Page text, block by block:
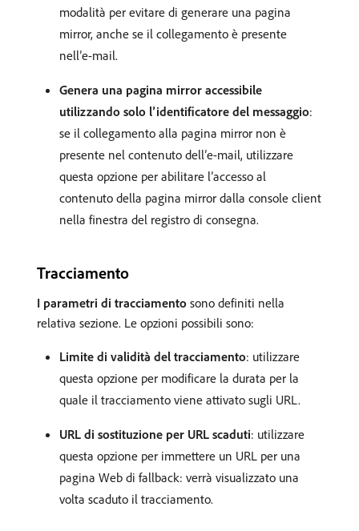
modalità per evitare di generare una pagina
mirror, anche se il collegamento è presente
nell’e-mail.
Genera una pagina mirror accessibile
utilizzando solo l’identificatore del messaggio:
se il collegamento alla pagina mirror non è
presente nel contenuto dell’e-mail, utilizzare
questa opzione per abilitare l’accesso al
contenuto della pagina mirror dalla console client
nella finestra del registro di consegna.
Tracciamento
I parametri di tracciamento sono definiti nella
relativa sezione. Le opzioni possibili sono:
Limite di validità del tracciamento: utilizzare
questa opzione per modificare la durata per la
quale il tracciamento viene attivato sugli URL.
URL di sostituzione per URL scaduti: utilizzare
questa opzione per immettere un URL per una
pagina Web di fallback: verrà visualizzato una
volta scaduto il tracciamento.